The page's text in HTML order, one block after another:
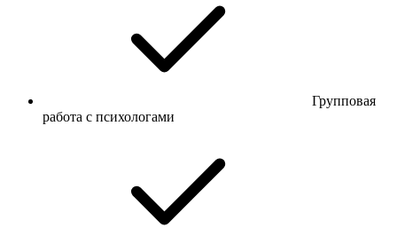
Групповая
работа с психологами